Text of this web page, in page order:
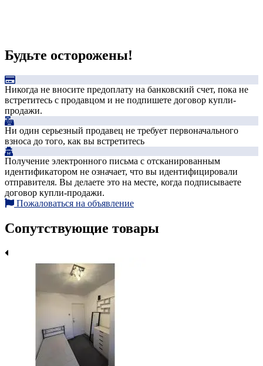
Будьте осторожены!
Никогда не вносите предоплату на банковский счет, пока не
встретитесь с продавцом и не подпишете договор купли-
продажи.
Ни один серьезный продавец не требует первоначального
взноса до того, как вы встретитесь
Получение электронного письма с отсканированным
идентификатором не означает, что вы идентифицировали
отправителя. Вы делаете это на месте, когда подписываете
договор купли-продажи.
Пожаловаться на объявление
Сопутствующие товары